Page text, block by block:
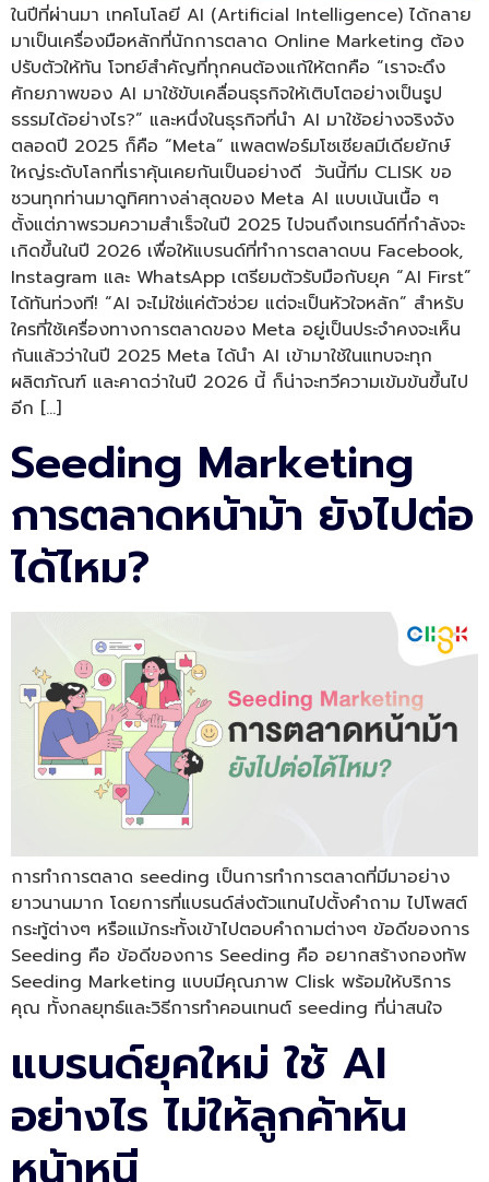
ในปีที่ผ่านมา เทคโนโลยี AI (Artificial Intelligence) ได้กลาย
มาเป็นเครื่องมือหลักที่นักการตลาด Online Marketing ต้อง
ปรับตัวให้ทัน โจทย์สำคัญที่ทุกคนต้องแก้ให้ตกคือ “เราจะดึง
ศักยภาพของ AI มาใช้ขับเคลื่อนธุรกิจให้เติบโตอย่างเป็นรูป
ธรรมได้อย่างไร?” และหนึ่งในธุรกิจที่นำ AI มาใช้อย่างจริงจัง
ตลอดปี 2025 ก็คือ “Meta” แพลตฟอร์มโซเชียลมีเดียยักษ์
ใหญ่ระดับโลกที่เราคุ้นเคยกันเป็นอย่างดี วันนี้ทีม CLISK ขอ
ชวนทุกท่านมาดูทิศทางล่าสุดของ Meta AI แบบเน้นเนื้อ ๆ
ตั้งแต่ภาพรวมความสำเร็จในปี 2025 ไปจนถึงเทรนด์ที่กำลังจะ
เกิดขึ้นในปี 2026 เพื่อให้แบรนด์ที่ทำการตลาดบน Facebook,
Instagram และ WhatsApp เตรียมตัวรับมือกับยุค “AI First”
ได้ทันท่วงที! “AI จะไม่ใช่แค่ตัวช่วย แต่จะเป็นหัวใจหลัก” สำหรับ
ใครที่ใช้เครื่องทางการตลาดของ Meta อยู่เป็นประจำคงจะเห็น
กันแล้วว่าในปี 2025 Meta ได้นำ AI เข้ามาใช้ในแทบจะทุก
ผลิตภัณฑ์ และคาดว่าในปี 2026 นี้ ก็น่าจะทวีความเข้มข้นขึ้นไป
อีก […]
Seeding Marketing
การตลาดหน้าม้า ยังไปต่อ
ได้ไหม?
การทำการตลาด seeding เป็นการทำการตลาดที่มีมาอย่าง
ยาวนานมาก โดยการที่แบรนด์ส่งตัวแทนไปตั้งคำถาม ไปโพสต์
กระทู้ต่างๆ หรือแม้กระทั้งเข้าไปตอบคำถามต่างๆ ข้อดีของการ
Seeding คือ ข้อดีของการ Seeding คือ อยากสร้างกองทัพ
Seeding Marketing แบบมีคุณภาพ Clisk พร้อมให้บริการ
คุณ ทั้งกลยุทธ์และวิธีการทำคอนเทนต์ seeding ที่น่าสนใจ
แบรนด์ยุคใหม่ ใช้ AI
อย่างไร ไม่ให้ลูกค้าหัน
หน้าหนี